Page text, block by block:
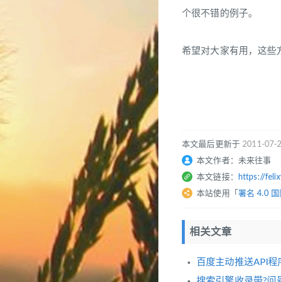
个很不错的例子。
希望对大家有用，这些
本文最后更新于2011-07-
本文作者：未来往事
本文链接：
https://
本站使用「 署名 4.0 国
相关文章
百度主动推送API程